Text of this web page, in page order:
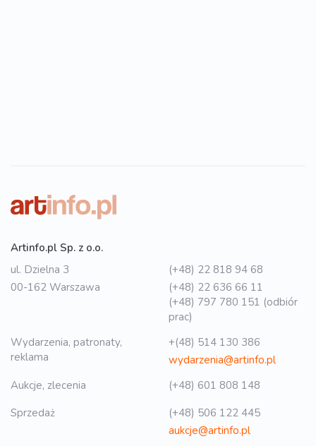
Artinfo.pl Sp. z o.o.
ul. Dzielna 3
00-162 Warszawa
(+48) 22 818 94 68
(+48) 22 636 66 11
(+48) 797 780 151 (odbiór
prac)
Wydarzenia, patronaty,
reklama
+(48) 514 130 386
wydarzenia@artinfo.pl
Aukcje, zlecenia
(+48) 601 808 148
Sprzedaż
(+48) 506 122 445
aukcje@artinfo.pl